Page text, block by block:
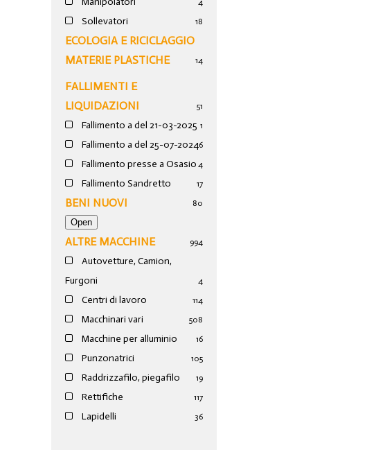
4
Sollevatori 18
ECOLOGIA E RICICLAGGIO
MATERIE PLASTICHE
14
FALLIMENTI E
LIQUIDAZIONI
51
Fallimento a del 21-03-2025 1
Fallimento a del 25-07-20246
Fallimento presse a Osasio 4
Fallimento Sandretto 17
BENI NUOVI 80
ALTRE MACCHINE 994
Autovetture, Camion,
Furgoni
4
Centri di lavoro 114
Macchinari vari 508
Macchine per alluminio 16
Punzonatrici 105
Raddrizzafilo, piegafilo 19
Rettifiche 117
Lapidelli 36